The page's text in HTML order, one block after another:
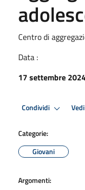
Centro di
Data :
17 settembre
Condividi
Categorie:
Giovani
Argomenti: